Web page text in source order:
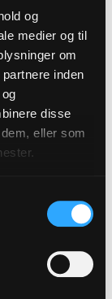
og
medier og til
om
inden
disse
eller som
Det
du går, og
Sådan et
er en
ovnen med
kommer ud.